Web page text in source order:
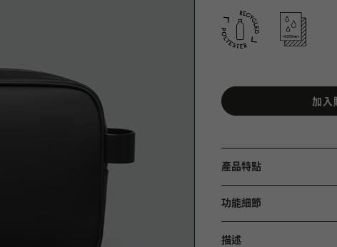
加入
產品特點
功能細節
描述